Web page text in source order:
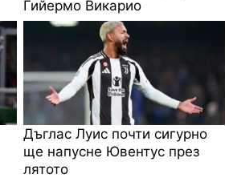
Гийермо Викарио
Дъглас Луис почти сигурно
ще напусне Ювентус през
лятото